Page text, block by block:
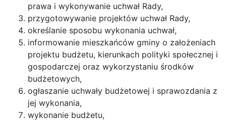
prawa i wykonywanie uchwał Rady,
przygotowywanie projektów uchwał Rady,
określanie sposobu wykonania uchwał,
informowanie mieszkańców gminy o założeniach
projektu budżetu, kierunkach polityki społecznej i
gospodarczej oraz wykorzystaniu środków
budżetowych,
ogłaszanie uchwały budżetowej i sprawozdania z
jej wykonania,
wykonanie budżetu,